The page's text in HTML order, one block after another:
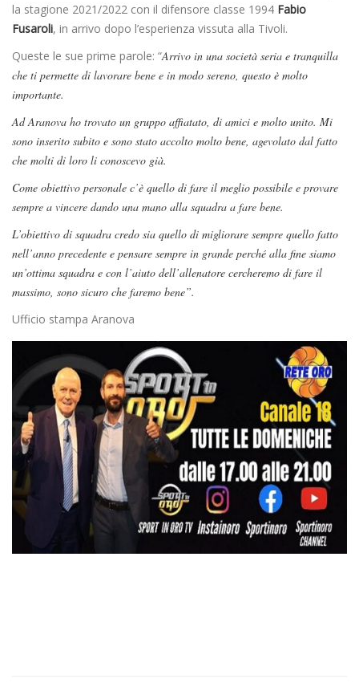
la stagione 2021/2022 con il difensore classe 1994 Fabio
Fusaroli, in arrivo dopo l’esperienza vissuta alla Tivoli.
Queste le sue prime parole: “Arrivo in una società seria e tranquilla
che ti permette di lavorare bene e in modo sereno, questo è molto
importante.
Ad Aranova ho trovato un gruppo affiatato, di amici e molto unito. Mi
sono inserito subito e sono stato accolto molto bene, agevolato dal fatto
che molti di loro li conoscevo già.
Come obiettivo personale c’è quello di fare il meglio possibile e provare
sempre a vincere dando una mano alla squadra a fare bene.
L’obiettivo di squadra credo sia quello di migliorare sempre quello fatto
nell’anno precedente e pensare sempre in grande perché alla fine siamo
un’ottima squadra e con l’aiuto dell’allenatore cercheremo di fare il
massimo, sono sicuro che faremo bene”.
Ufficio stampa Aranova